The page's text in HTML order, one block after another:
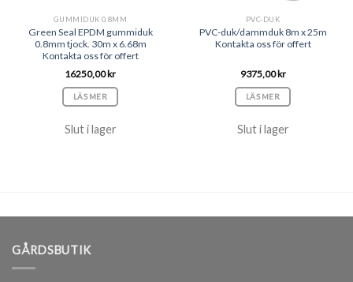
GUMMIDUK 0.8MM
Green Seal EPDM gummiduk
0.8mm tjock. 30m x 6.68m
Kontakta oss för offert
16250,00kr
LÄS MER
Slut i lager
PVC-DUK
PVC-duk/dammduk 8m x 25m
Kontakta oss för offert
9375,00kr
LÄS MER
Slut i lager
GÅRDSBUTIK